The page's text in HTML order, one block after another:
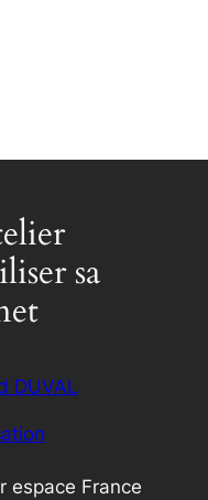
sa
DUVAL
espace France